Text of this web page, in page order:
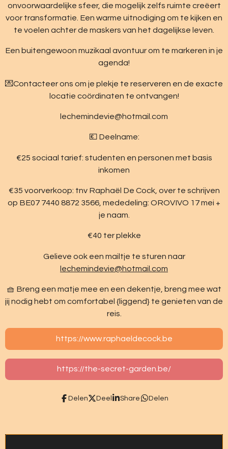
onvoorwaardelijke sfeer, die mogelijk zelfs ruimte creëert
voor transformatie. Een warme uitnodiging om te kijken en
te voelen achter de maskers van het dagelijkse leven.
Een buitengewoon muzikaal avontuur om te markeren in je
agenda!
💌Contacteer ons om je plekje te reserveren en de exacte
locatie coördinaten te ontvangen!
lechemindevie@hotmail.com
💶 Deelname:
€25 sociaal tarief: studenten en personen met basis
inkomen
€35 voorverkoop: tnv Raphaël De Cock, over te schrijven
op BE07 7440 8872 3566, mededeling: OROVIVO 17 mei +
je naam.
€40 ter plekke
Gelieve ook een mailtje te sturen naar
lechemindevie@hotmail.com
🧺 Breng een matje mee en een dekentje, breng mee wat
jij nodig hebt om comfortabel {liggend} te genieten van de
reis.
https://www.raphaeldecock.be
https://the-secret-garden.be/
Delen Deel Share Delen